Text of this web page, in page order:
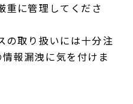
重に管理してくださ
の取り扱いには十分注
報漏洩に気を付けま